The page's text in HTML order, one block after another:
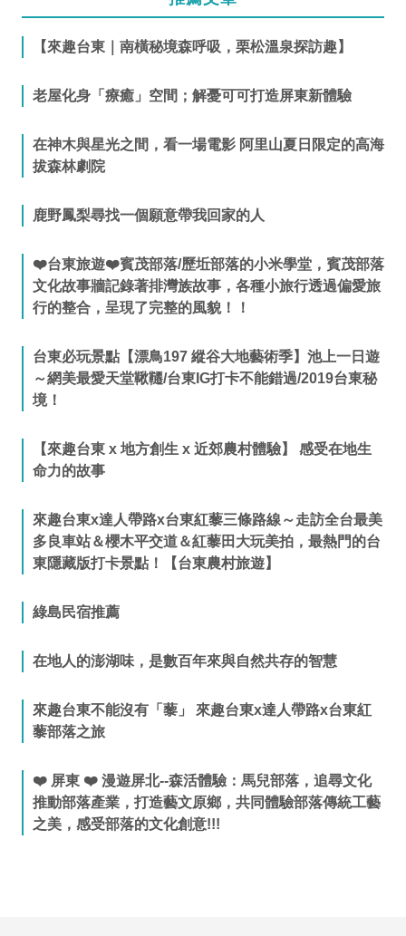
【來趣台東｜南橫秘境森呼吸，栗松溫泉探訪趣】
老屋化身「療癒」空間；解憂可可打造屏東新體驗
在神木與星光之間，看一場電影 阿里山夏日限定的高海
拔森林劇院
鹿野鳳梨尋找一個願意帶我回家的人
❤️台東旅遊❤️賓茂部落/歷坵部落的小米學堂，賓茂部落
文化故事牆記錄著排灣族故事，各種小旅行透過偏愛旅
行的整合，呈現了完整的風貌！！
台東必玩景點【漂鳥197 縱谷大地藝術季】池上一日遊
～網美最愛天堂鞦韆/台東IG打卡不能錯過/2019台東秘
境！
【來趣台東 x 地方創生 x 近郊農村體驗】 感受在地生
命力的故事
來趣台東x達人帶路x台東紅藜三條路線～走訪全台最美
多良車站＆櫻木平交道＆紅藜田大玩美拍，最熱門的台
東隱藏版打卡景點！【台東農村旅遊】
綠島民宿推薦
在地人的澎湖味，是數百年來與自然共存的智慧
來趣台東不能沒有「藜」 來趣台東x達人帶路x台東紅
藜部落之旅
❤️ 屏東 ❤️ 漫遊屏北--森活體驗：馬兒部落，追尋文化
推動部落產業，打造藝文原鄉，共同體驗部落傳統工藝
之美，感受部落的文化創意!!!